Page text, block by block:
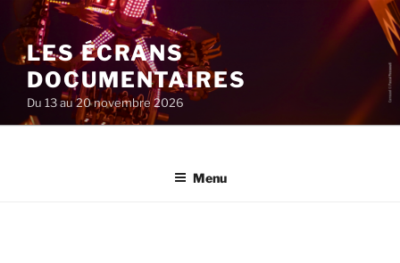
au
contenu
principal
LES ÉCRANS
DOCUMENTAIRES
Du 13 au 20 novembre 2026
Menu